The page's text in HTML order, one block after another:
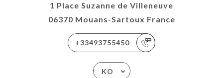
1 Place Suzanne de Villeneuve
06370 Mouans-Sartoux France
+33493755450
KO